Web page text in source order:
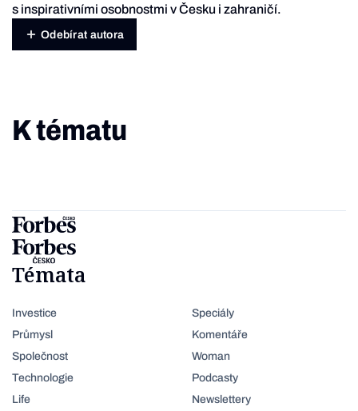
s inspirativními osobnostmi v Česku i zahraničí.
Odebírat autora
K tématu
Témata
Investice
Průmysl
Společnost
Technologie
Life
Speciály
Komentáře
Woman
Podcasty
Newslettery